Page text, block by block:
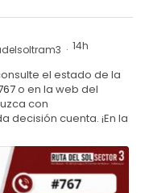
· 14h
el estado de la
o en la web del
con
cuenta. ¡En la